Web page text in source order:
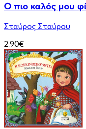
Ο πιο καλός μου
Σταύρος Σταύρου
2.90€